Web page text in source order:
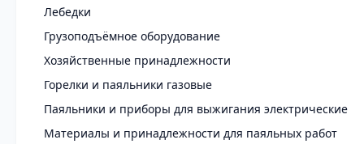
Лебедки
Грузоподъёмное оборудование
Хозяйственные принадлежности
Горелки и паяльники газовые
Паяльники и приборы для выжигания электрические
Материалы и принадлежности для паяльных работ